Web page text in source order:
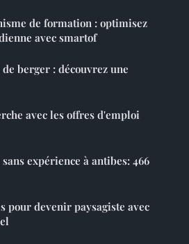
de formation : optimisez
avec smartof
berger : découvrez une
avec les offres d'emploi
expérience à antibes: 466
pour devenir paysagiste avec